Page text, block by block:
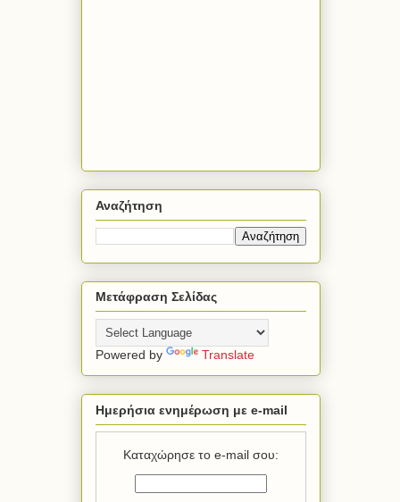
Αναζήτηση
Μετάφραση Σελίδας
Powered by Translate
Ημερήσια ενημέρωση με e-mail
Καταχώρησε το e-mail σου: